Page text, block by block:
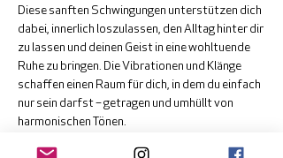
Diese sanften Schwingungen unterstützen dich
dabei, innerlich loszulassen, den Alltag hinter dir
zu lassen und deinen Geist in eine wohltuende
Ruhe zu bringen. Die Vibrationen und Klänge
schaffen einen Raum für dich, in dem du einfach
nur sein darfst – getragen und umhüllt von
harmonischen Tönen.